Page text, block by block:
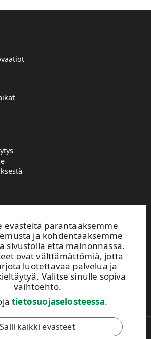
evästeitä parantaaksemme
ja kohdentaaksemme
sivustolla että mainonnassa.
ovat välttämättömiä, jotta
luotettavaa palvelua ja
Valitse sinulle sopiva
vaihtoehto.
tietosuojaselosteessa.
Salli kaikki evästeet
reCAPTCHA-palvelun
käyttöehdot